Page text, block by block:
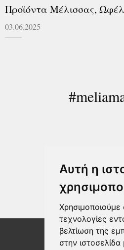
Αυτή η
τεχνολογίες
βελτίωση της
στην
Προϊόντα Μέλισσας,
03.06.2025
Θέλετε